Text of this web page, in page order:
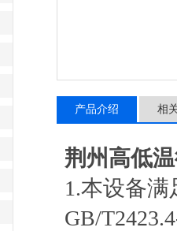
产品介绍 相
荆州高低
1.本设备满
GB/